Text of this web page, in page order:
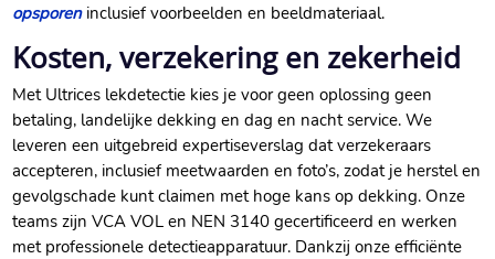
opsporeninclusief voorbeelden en beeldmateriaal.​
Kosten, verzekering en zekerheid
Met Ultrices lekdetectie kies je voor geen oplossing geen
betaling, landelijke dekking en dag en nacht service.​ We
leveren een uitgebreid expertiseverslag dat verzekeraars
accepteren, inclusief meetwaarden en foto’s, zodat je herstel en
gevolgschade kunt claimen met hoge kans op dekking.​ Onze
teams zijn VCA VOL en NEN 3140 gecertificeerd en werken
met professionele detectieapparatuur.​ Dankzij onze efficiënte